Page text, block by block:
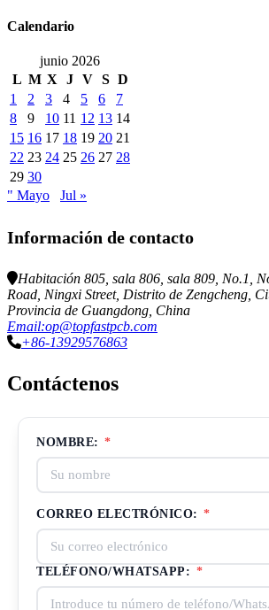
Calendario
junio 2026
L M X J V S D
1
2 3 4 5 6
7
8
9 10 11 12 13 14
15 16 17 18 19 20 21
22 23 24 25 26 27 28
29 30
" Mayo
Jul »
Información de contacto
Habitación 805, sala 806, sala 809, No.1,
Road, Ningxi Street, Distrito de Zengcheng,
Provincia de Guangdong, China
Email:op@topfastpcb.com
+86-13929576863
Contáctenos
NOMBRE: *
CORREO ELECTRÓNICO: *
TELÉFONO/WHATSAPP: *